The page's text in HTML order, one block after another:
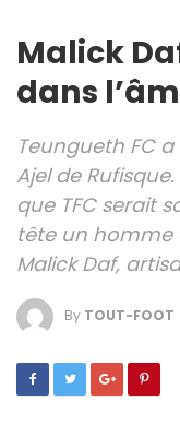
Malick
dans
Teungueth FC
Ajel de
que TFC serait
tête un homme
Malick Daf,
By TOUT-FOOT